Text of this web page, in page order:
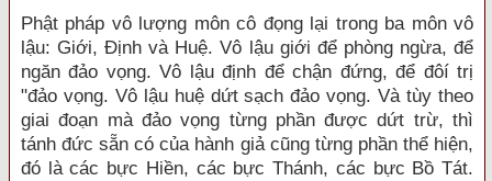
Phật pháp vô lượng môn cô đọng lại trong ba môn vô
lậu: Giới, Định và Huệ. Vô lậu giới để phòng ngừa, để
ngăn đảo vọng. Vô lậu định để chận đứng, để đôí trị
"đảo vọng. Vô lậu huệ dứt sạch đảo vọng. Và tùy theo
giai đoạn mà đảo vọng từng phần được dứt trừ, thì
tánh đức sẵn có của hành giả cũng từng phần thể hiện,
đó là các bực Hiền, các bực Thánh, các bực Bồ Tát.